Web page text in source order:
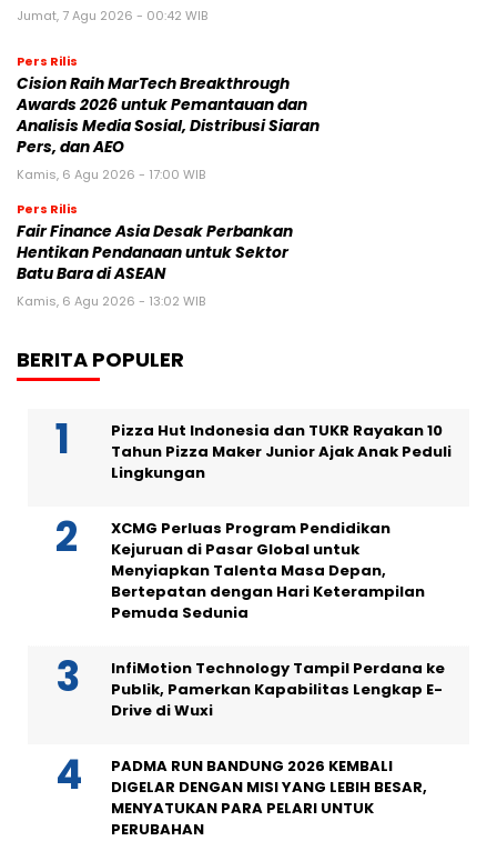
Jumat, 7 Agu 2026 - 00:42 WIB
Pers Rilis
Cision Raih MarTech Breakthrough
Awards 2026 untuk Pemantauan dan
Analisis Media Sosial, Distribusi Siaran
Pers, dan AEO
Kamis, 6 Agu 2026 - 17:00 WIB
Pers Rilis
Fair Finance Asia Desak Perbankan
Hentikan Pendanaan untuk Sektor
Batu Bara di ASEAN
Kamis, 6 Agu 2026 - 13:02 WIB
BERITA POPULER
Pizza Hut Indonesia dan TUKR Rayakan 10
Tahun Pizza Maker Junior Ajak Anak Peduli
Lingkungan
XCMG Perluas Program Pendidikan
Kejuruan di Pasar Global untuk
Menyiapkan Talenta Masa Depan,
Bertepatan dengan Hari Keterampilan
Pemuda Sedunia
InfiMotion Technology Tampil Perdana ke
Publik, Pamerkan Kapabilitas Lengkap E-
Drive di Wuxi
PADMA RUN BANDUNG 2026 KEMBALI
DIGELAR DENGAN MISI YANG LEBIH BESAR,
MENYATUKAN PARA PELARI UNTUK
PERUBAHAN